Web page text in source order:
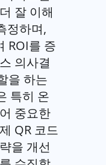
잘 이해
정하며,
ROI를 증
의사결
을 하는
특히 온
중요한
QR 코드
을 개선